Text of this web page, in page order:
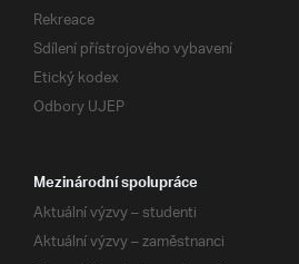
Rekreace
Sdílení přístrojového vybavení
Etický kodex
Odbory UJEP
Mezinárodní spolupráce
Aktuální výzvy – studenti
Aktuální výzvy – zaměstnanci